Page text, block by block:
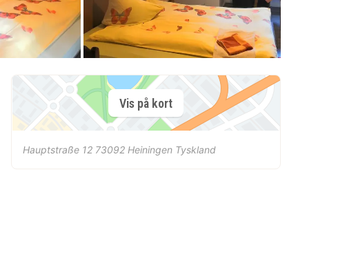
Vis på kort
Hauptstraße 12 73092 Heiningen Tyskland